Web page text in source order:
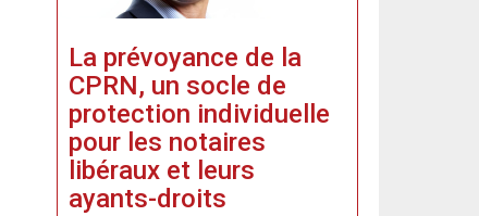
La prévoyance de la
CPRN, un socle de
protection individuelle
pour les notaires
libéraux et leurs
ayants-droits